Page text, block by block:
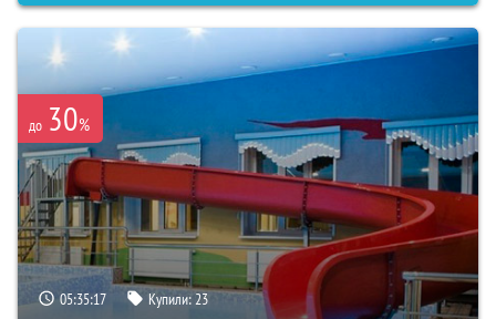
до 30%
05:35:16 Купили:23